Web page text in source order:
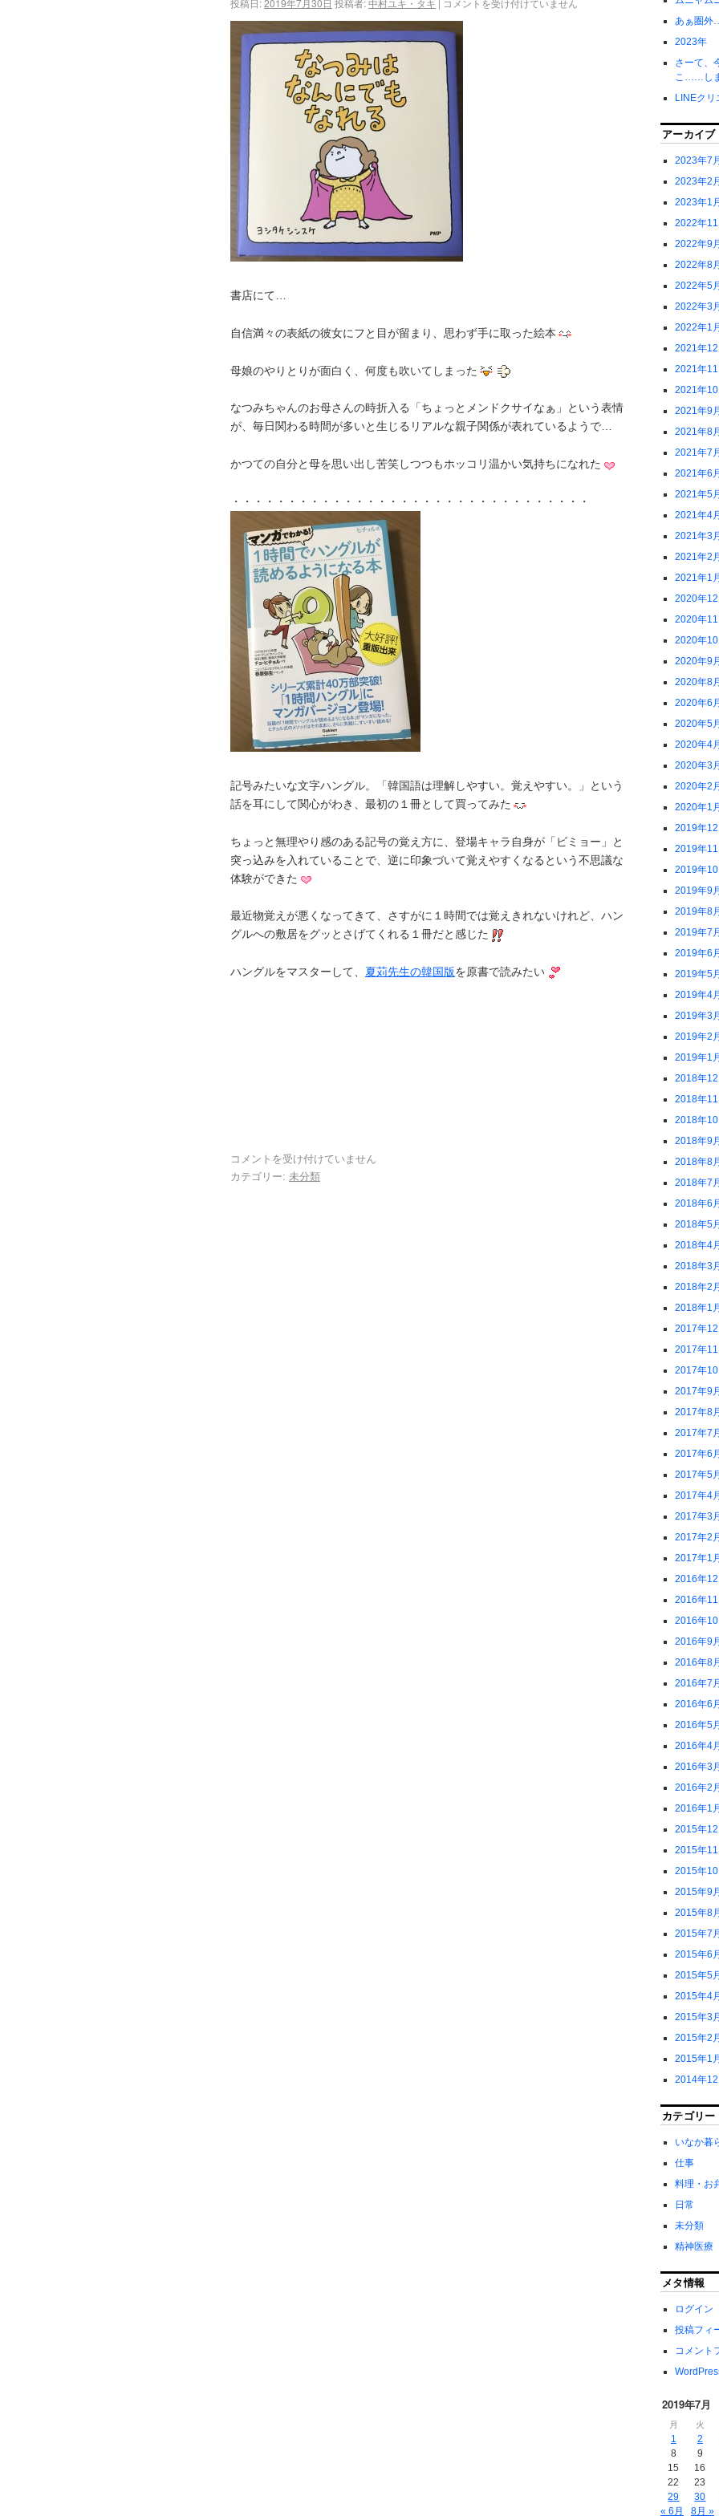
投稿日:2019年7月30日 投稿者:中村ユキ・タキ コメントを受け付けていません
書店にて…
自信満々の表紙の彼女にフと目が留まり、思わず手に取った絵本
母娘のやりとりが面白く、何度も吹いてしまった
なつみちゃんのお母さんの時折入る「ちょっとメンドクサイなぁ」という表情
が、毎日関わる時間が多いと生じるリアルな親子関係が表れているようで…
かつての自分と母を思い出し苦笑しつつもホッコリ温かい気持ちになれた
・・・・・・・・・・・・・・・・・・・・・・・・・・・・・・・・
記号みたいな文字ハングル。「韓国語は理解しやすい。覚えやすい。」という
話を耳にして関心がわき、最初の１冊として買ってみた
ちょっと無理やり感のある記号の覚え方に、登場キャラ自身が「ビミョー」と
突っ込みを入れていることで、逆に印象づいて覚えやすくなるという不思議な
体験ができた
最近物覚えが悪くなってきて、さすがに１時間では覚えきれないけれど、ハン
グルへの敷居をグッとさげてくれる１冊だと感じた
ハングルをマスターして、 夏苅先生の韓国版を原書で読みたい
コメントを受け付けていません
カテゴリー: 未分類
あぁ圏
2023年
さーて、
こ……し
LINEク
アーカイブ
2023年7月
2023年2月
2023年1月
2022年11
2022年9月
2022年8月
2022年5月
2022年3月
2022年1月
2021年12
2021年11
2021年10
2021年9月
2021年8月
2021年7月
2021年6月
2021年5月
2021年4月
2021年3月
2021年2月
2021年1月
2020年12
2020年11
2020年10
2020年9月
2020年8月
2020年6月
2020年5月
2020年4月
2020年3月
2020年2月
2020年1月
2019年12
2019年11
2019年10
2019年9月
2019年8月
2019年7月
2019年6月
2019年5月
2019年4月
2019年3月
2019年2月
2019年1月
2018年12
2018年11
2018年10
2018年9月
2018年8月
2018年7月
2018年6月
2018年5月
2018年4月
2018年3月
2018年2月
2018年1月
2017年12
2017年11
2017年10
2017年9月
2017年8月
2017年7月
2017年6月
2017年5月
2017年4月
2017年3月
2017年2月
2017年1月
2016年12
2016年11
2016年10
2016年9月
2016年8月
2016年7月
2016年6月
2016年5月
2016年4月
2016年3月
2016年2月
2016年1月
2015年12
2015年11
2015年10
2015年9月
2015年8月
2015年7月
2015年6月
2015年5月
2015年4月
2015年3月
2015年2月
2015年1月
2014年12
カテゴリー
いなか暮
仕事
料理・お
日常
未分類
精神医療
メタ情報
ログイン
投稿フィ
コメント
2019年7月
月 火
1 2
8
9
15
16
22
23
29
30
« 6月
8月 »